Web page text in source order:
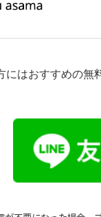
はおすすめの無